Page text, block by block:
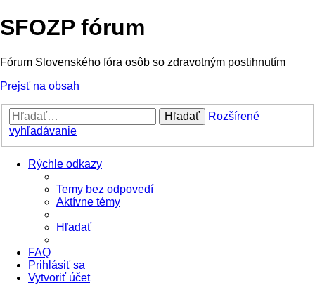
SFOZP fórum
Fórum Slovenského fóra osôb so zdravotným postihnutím
Prejsť na obsah
Hľadať
Rozšírené
vyhľadávanie
Rýchle odkazy
Temy bez odpovedí
Aktívne témy
Hľadať
FAQ
Prihlásiť sa
Vytvoriť účet